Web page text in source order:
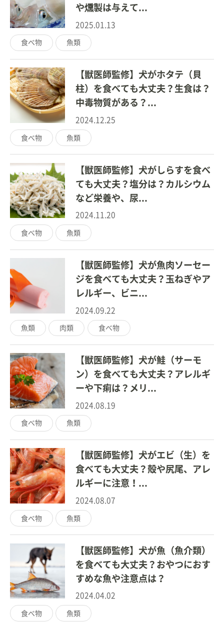
や燻製は与えて...
2025.01.13
食べ物 魚類
【獣医師監修】犬がホタテ（貝
柱）を食べても大丈夫？生食は？
中毒物質がある？...
2024.12.25
食べ物 魚類
【獣医師監修】犬がしらすを食べ
ても大丈夫？塩分は？カルシウム
など栄養や、尿...
2024.11.20
食べ物 魚類
【獣医師監修】犬が魚肉ソーセー
ジを食べても大丈夫？玉ねぎやア
レルギー、ビニ...
2024.09.22
魚類 肉類 食べ物
【獣医師監修】犬が鮭（サーモ
ン）を食べても大丈夫？アレルギ
ーや下痢は？メリ...
2024.08.19
食べ物 魚類
【獣医師監修】犬がエビ（生）を
食べても大丈夫？殻や尻尾、アレ
ルギーに注意！...
2024.08.07
食べ物 魚類
【獣医師監修】犬が魚（魚介類）
を食べても大丈夫？おやつにおす
すめな魚や注意点は？
2024.04.02
食べ物 魚類